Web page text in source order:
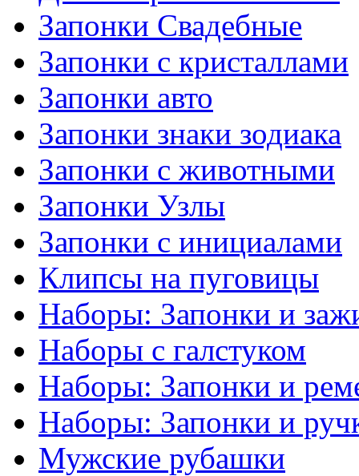
Запонки Свадебные
Запонки с кристаллами
Запонки авто
Запонки знаки зодиака
Запонки с животными
Запонки Узлы
Запонки с инициалами
Клипсы на пуговицы
Наборы: Запонки и
Наборы с галстуком
Наборы: Запонки и
Наборы: Запонки и
Мужские рубашки